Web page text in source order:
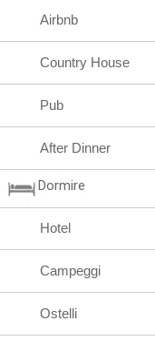
Airbnb
Country House
Pub
After Dinner
Dormire
Hotel
Campeggi
Ostelli